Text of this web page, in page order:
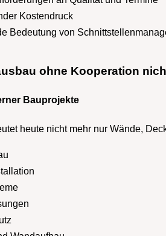
Kostendruck
Bedeutung von
ohne Kooperation
Bauprojekte
heute nicht mehr nur Wände,